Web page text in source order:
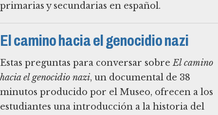
primarias y secundarias en español.
El camino hacia el genocidio nazi
Estas preguntas para conversar sobreEl camino
hacia el genocidio nazi, un documental de 38
minutos producido por el Museo, ofrecen a los
estudiantes una introducción a la historia del